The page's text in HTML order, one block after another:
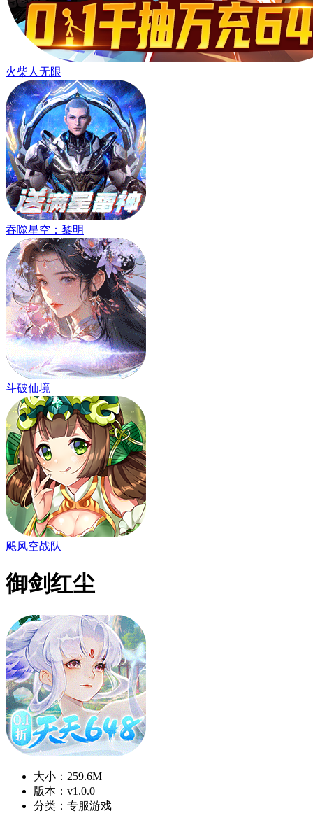
火柴人无限
吞噬星空：黎明
斗破仙境
飓风空战队
御剑红尘
大小：259.6M
版本：v1.0.0
分类：专服游戏